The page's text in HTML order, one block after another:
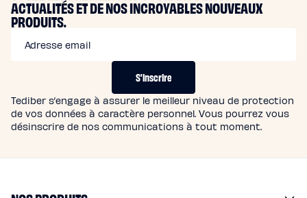
M
S
ACTUALITÉS ET DE NOS INCROYABLES NOUVEAUX
PRODUITS.
Adresse email
S'inscrire
Tediber s’engage à assurer le meilleur niveau de protection
de vos données à caractère personnel. Vous pourrez vous
désinscrire de nos communications à tout moment.